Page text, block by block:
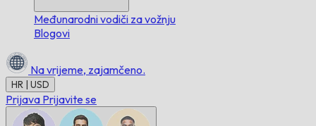
Međunarodni vodiči za vožnju
Blogovi
Na vrijeme, zajamčeno.
HR | USD
Prijava Prijavite se